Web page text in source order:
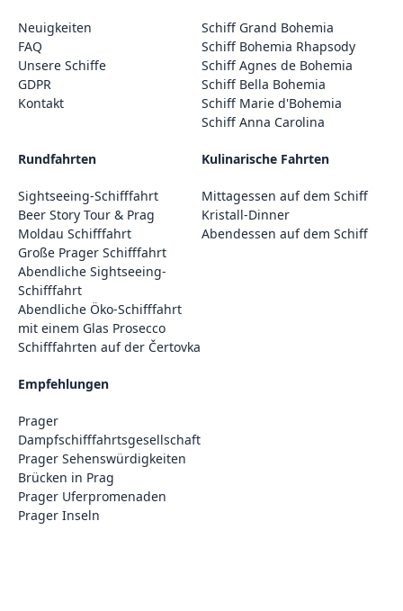
Neuigkeiten
FAQ
Unsere Schiffe
GDPR
Kontakt
Schiff Grand Bohemia
Schiff Bohemia Rhapsody
Schiff Agnes de Bohemia
Schiff Bella Bohemia
Schiff Marie d'Bohemia
Schiff Anna Carolina
Rundfahrten
Sightseeing-Schifffahrt
Beer Story Tour & Prag
Moldau Schifffahrt
Große Prager Schifffahrt
Abendliche Sightseeing-
Schifffahrt
Abendliche Öko-Schifffahrt
mit einem Glas Prosecco
Schifffahrten auf der Čertovka
Kulinarische Fahrten
Mittagessen auf dem Schiff
Kristall-Dinner
Abendessen auf dem Schiff
Empfehlungen
Prager
Dampfschifffahrtsgesellschaft
Prager Sehenswürdigkeiten
Brücken in Prag
Prager Uferpromenaden
Prager Inseln